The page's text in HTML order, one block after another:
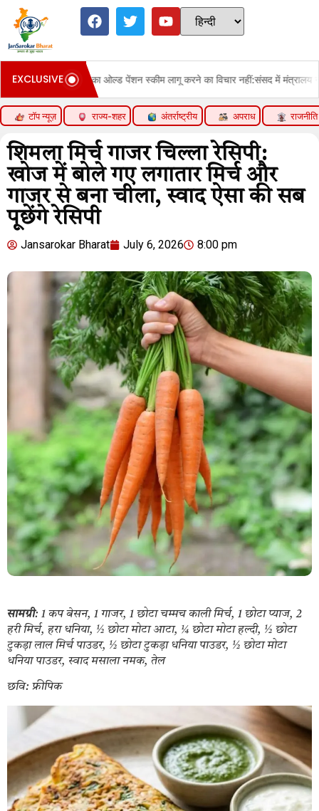
EXCLUSIVE
पेंशन स्कीम लागू करने का विचार नहीं:संसद में मंत्रालय ने कहा- खजाने पर वित्तीय बोझ
टॉप न्यूज़ राज्य-शहर अंतर्राष्ट्रीय अपराध राजनीति
शिमला मिर्च गाजर चिल्ला रेसिपी:
खोज में बोले गए लगातार मिर्च और
गाजर से बना चीला, स्वाद ऐसा की सब
पूछेंगे रेसिपी
Jansarokar Bharat July 6, 2026 8:00 pm
सामग्री: 1 कप बेसन, 1 गाजर, 1 छोटा चम्मच काली मिर्च, 1 छोटा प्याज, 2
हरी मिर्च, हरा धनिया, ½ छोटा मोटा आटा, ¼ छोटा मोटा हल्दी, ½ छोटा
टुकड़ा लाल मिर्च पाउडर, ½ छोटा टुकड़ा धनिया पाउडर, ½ छोटा मोटा
धनिया पाउडर, स्वाद मसाला नमक, तेल
छवि: फ्रीपिक